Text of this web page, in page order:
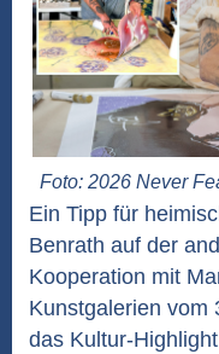
Foto: 2026 Never
Ein Tipp für
Benrath auf der
Kooperation mit
Kunstgalerien vom
das Kultur-